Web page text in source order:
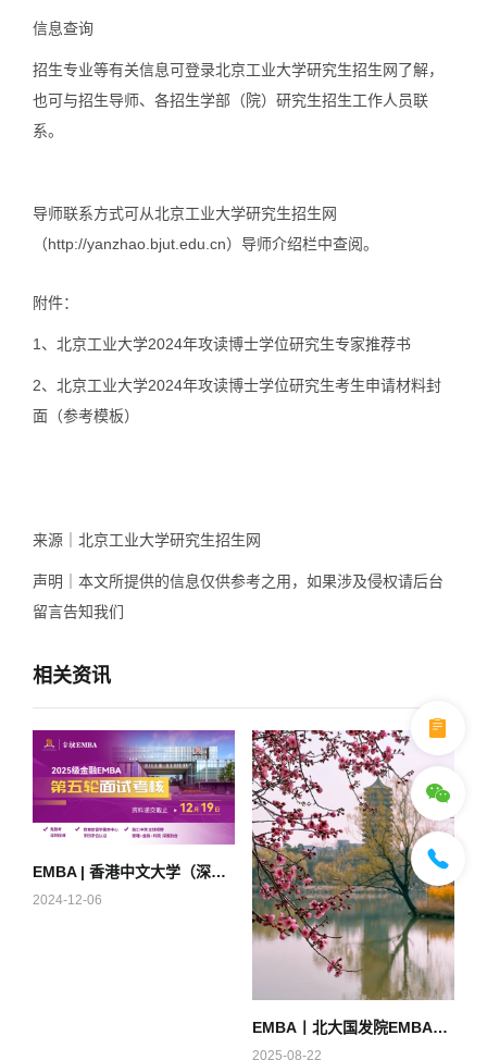
信息查询
招生专业等有关信息可登录北京工业大学研究生招生网了解，
也可与招生导师、各招生学部（院）研究生招生工作人员联
系。
导师联系方式可从北京工业大学研究生招生网
（http://yanzhao.bjut.edu.cn）导师介绍栏中查阅。
附件：
1、北京工业大学2024年攻读博士学位研究生专家推荐书
2、北京工业大学2024年攻读博士学位研究生考生申请材料封
面（参考模板）
来源｜北京工业大学研究生招生网
声明｜本文所提供的信息仅供参考之用，如果涉及侵权请后台
留言告知我们
相关资讯
EMBA | 香港中文大学（深圳）金融EMBA2025级第五轮面试考核申请中！
2024-12-06
EMBA丨北大国发院EMBA报考全指南
2025-08-22